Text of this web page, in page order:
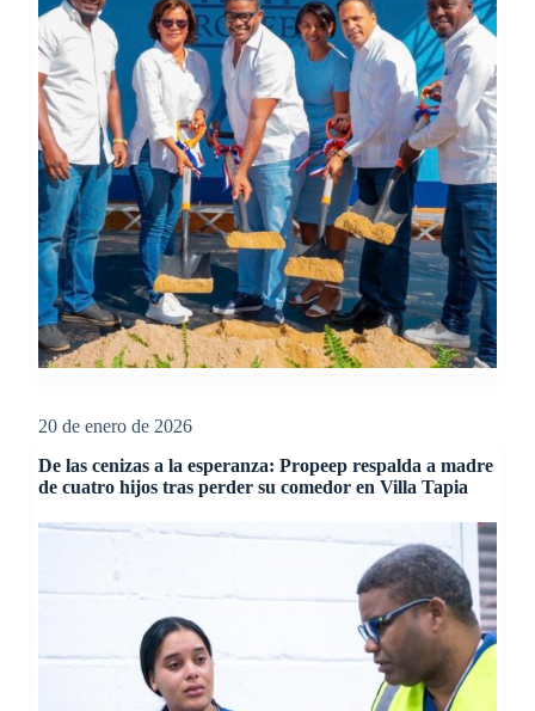
20 de enero de 2026
De las cenizas a la esperanza: Propeep respalda a madre
de cuatro hijos tras perder su comedor en Villa Tapia